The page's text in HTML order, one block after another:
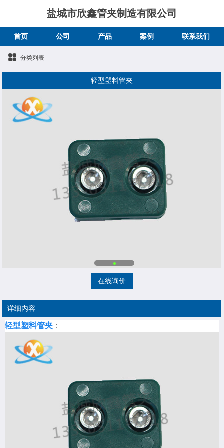
盐城市欣鑫管夹制造有限公司
首页 公司 产品 案例 联系我们
分类列表
轻型塑料管夹
在线询价
详细内容
轻型塑料管夹 ：